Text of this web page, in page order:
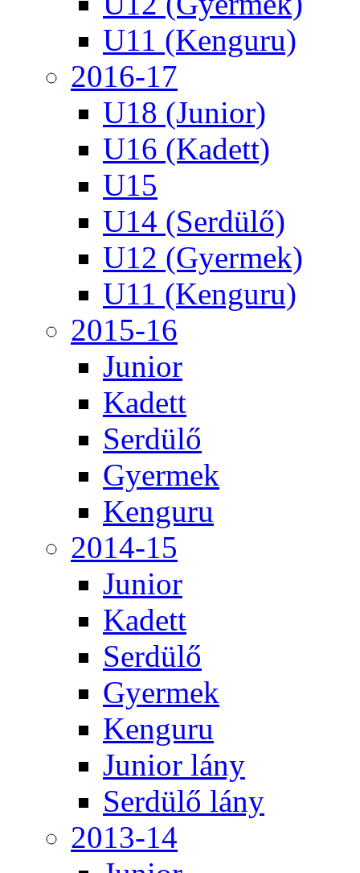
U11 (Kenguru)
2016-17
U18 (Junior)
U16 (Kadett)
U15
U14 (Serdülő)
U12 (Gyermek)
U11 (Kenguru)
2015-16
Junior
Kadett
Serdülő
Gyermek
Kenguru
2014-15
Junior
Kadett
Serdülő
Gyermek
Kenguru
Junior lány
Serdülő lány
2013-14